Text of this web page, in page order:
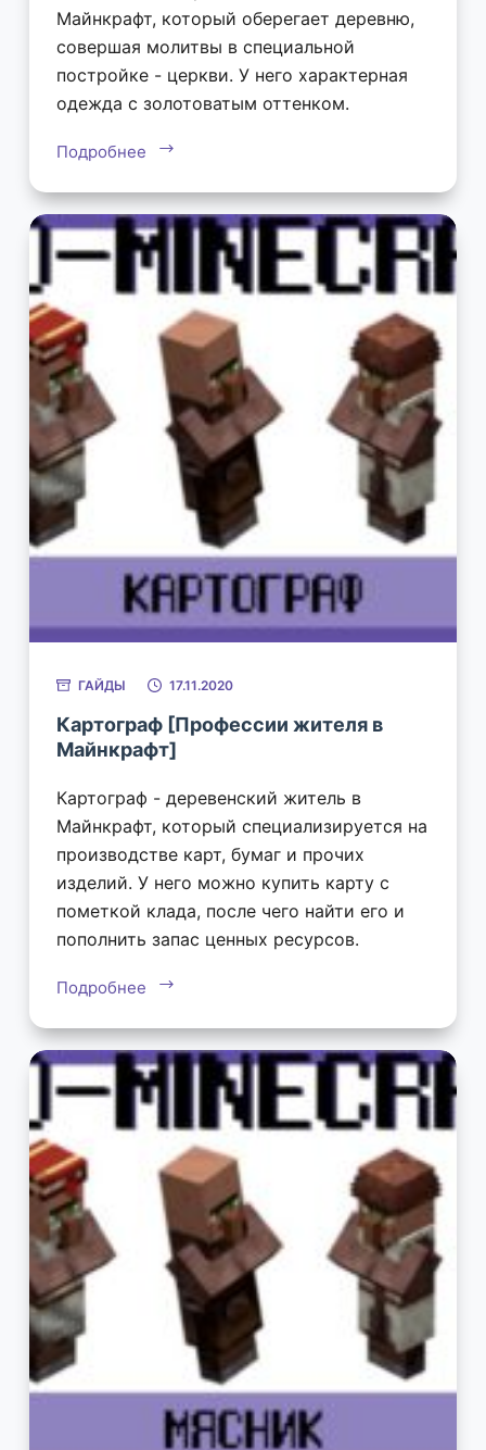
Майнкрафт, который оберегает деревню,
совершая молитвы в специальной
постройке - церкви. У него характерная
одежда с золотоватым оттенком.
Подробнее
ГАЙДЫ 17.11.2020
Картограф [Профессии жителя в
Майнкрафт]
Картограф - деревенский житель в
Майнкрафт, который специализируется на
производстве карт, бумаг и прочих
изделий. У него можно купить карту с
пометкой клада, после чего найти его и
пополнить запас ценных ресурсов.
Подробнее